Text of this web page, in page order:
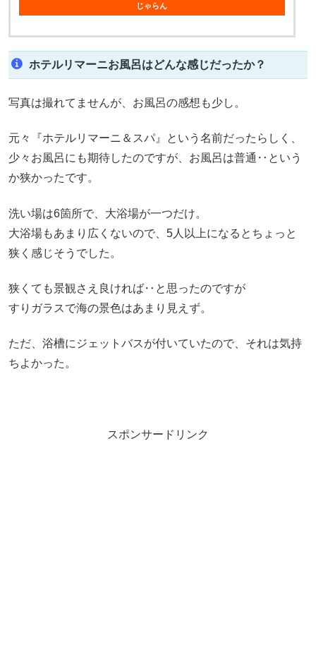
じゃらん
ホテルリマーニお風呂はどんな感じだったか？
写真は撮れてませんが、お風呂の感想も少し。
元々『ホテルリマーニ＆スパ』という名前だったらしく、
少々お風呂にも期待したのですが、お風呂は普通‥という
か狭かったです。
洗い場は6箇所で、大浴場が一つだけ。
大浴場もあまり広くないので、5人以上になるとちょっと
狭く感じそうでした。
狭くても景観さえ良ければ‥と思ったのですが
すりガラスで海の景色はあまり見えず。
ただ、浴槽にジェットバスが付いていたので、それは気持
ちよかった。
スポンサードリンク